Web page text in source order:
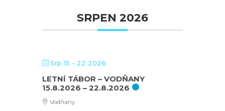
SRPEN 2026
Srp 15 - 22 2026
LETNÍ TÁBOR – VODŇANY
15.8.2026 – 22.8.2026
Vodňany